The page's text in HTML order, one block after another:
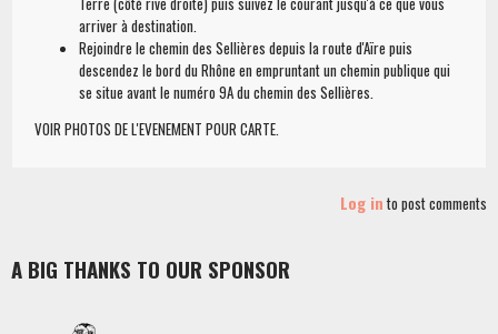
arriver à destination.
Rejoindre le chemin des Sellières depuis la route d'Aïre puis
descendez le bord du Rhône en empruntant un chemin publique qui
se situe avant le numéro 9A du chemin des Sellières.
VOIR PHOTOS DE L'EVENEMENT POUR CARTE.
Log in to post comments
A BIG THANKS TO OUR SPONSOR